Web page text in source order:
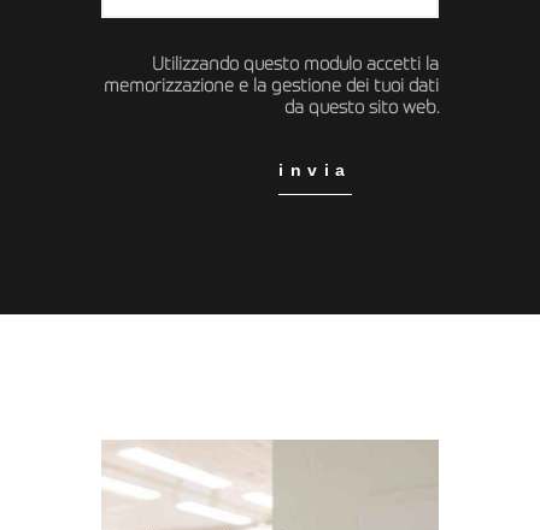
Utilizzando questo modulo accetti la
memorizzazione e la gestione dei tuoi dati
da questo sito web.